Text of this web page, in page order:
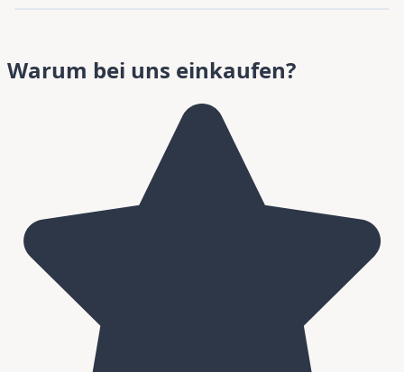
Warum bei uns einkaufen?